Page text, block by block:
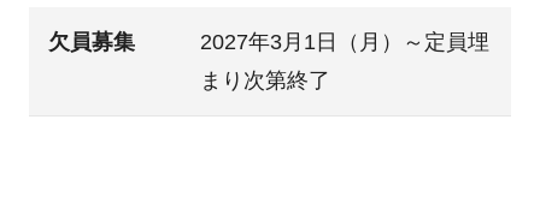
欠員募集
2027年3月1日（月）～定員埋
まり次第終了